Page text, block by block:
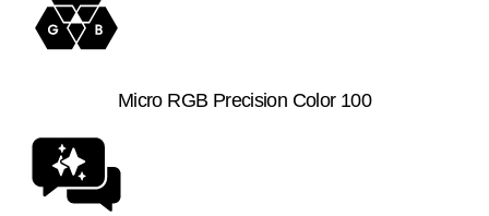
Micro RGB Precision Color 100